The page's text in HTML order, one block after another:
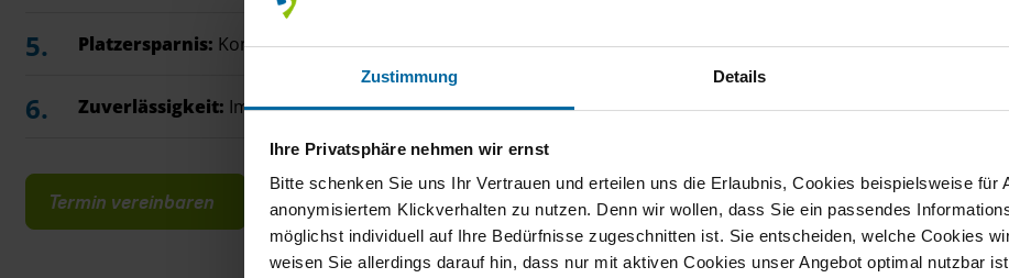
Zustimmung Details
Ihre Privatsphäre nehmen wir ernst
Bitte schenken Sie uns Ihr Vertrauen und erteilen uns die Erlaubnis, Cookies beispielsweise für
anonymisiertem Klickverhalten zu nutzen. Denn wir wollen, dass Sie ein passendes
möglichst individuell auf Ihre Bedürfnisse zugeschnitten ist. Sie entscheiden, welche Cookies
weisen Sie allerdings darauf hin, dass nur mit aktiven Cookies unser Angebot optimal nutzbar
Platzersparnis: Kompakte Kombination aus Regler und Umschaltanlage.
Zuverlässigkeit: Immer ausreichend Gas für Heizung und Co.
Termin vereinbaren